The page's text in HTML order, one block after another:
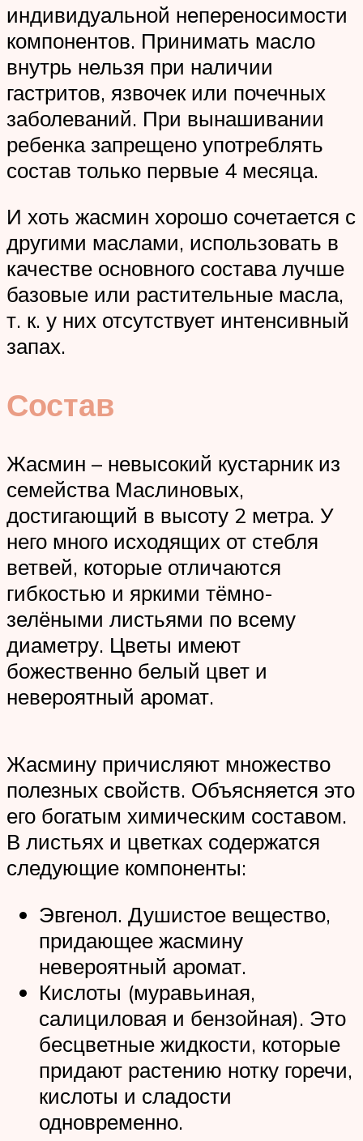
индивидуальной непереносимости
компонентов. Принимать масло
внутрь нельзя при наличии
гастритов, язвочек или почечных
заболеваний. При вынашивании
ребенка запрещено употреблять
состав только первые 4 месяца.
И хоть жасмин хорошо сочетается с
другими маслами, использовать в
качестве основного состава лучше
базовые или растительные масла,
т. к. у них отсутствует интенсивный
запах.
Состав
Жасмин – невысокий кустарник из
семейства Маслиновых,
достигающий в высоту 2 метра. У
него много исходящих от стебля
ветвей, которые отличаются
гибкостью и яркими тёмно-
зелёными листьями по всему
диаметру. Цветы имеют
божественно белый цвет и
невероятный аромат.
Жасмину причисляют множество
полезных свойств. Объясняется это
его богатым химическим составом.
В листьях и цветках содержатся
следующие компоненты:
Эвгенол. Душистое вещество,
придающее жасмину
невероятный аромат.
Кислоты (муравьиная,
салициловая и бензойная). Это
бесцветные жидкости, которые
придают растению нотку горечи,
кислоты и сладости
одновременно.